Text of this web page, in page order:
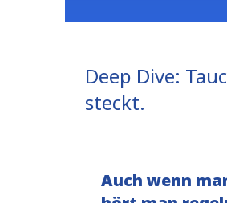
Deep Dive:
steckt.
Auch wenn